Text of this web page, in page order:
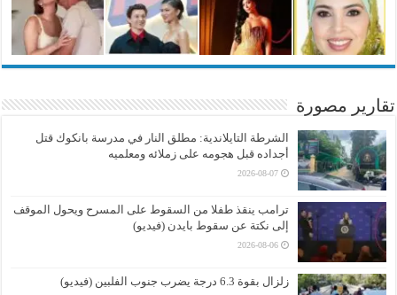
تقارير مصورة
الشرطة التايلاندية: مطلق النار في مدرسة بانكوك قتل
أجداده قبل هجومه على زملائه ومعلميه
2026-08-07
ترامب ينقذ طفلا من السقوط على المسرح ويحول الموقف
إلى نكتة عن سقوط بايدن (فيديو)
2026-08-06
زلزال بقوة 6.3 درجة يضرب جنوب الفلبين (فيديو)